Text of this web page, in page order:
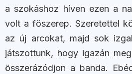
a szokáshoz híven ezen a
volt a főszerep. Szeretettel
az új arcokat, majd sok
játszottunk, hogy igazán
összerázódjon a banda.